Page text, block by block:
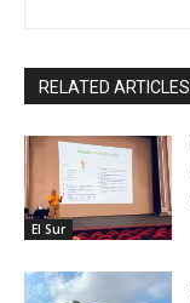
RELATED ARTICLES
El Sur